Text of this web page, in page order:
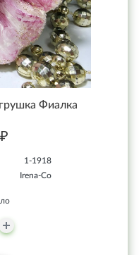
Фиалка
1-1918
Irena-Co